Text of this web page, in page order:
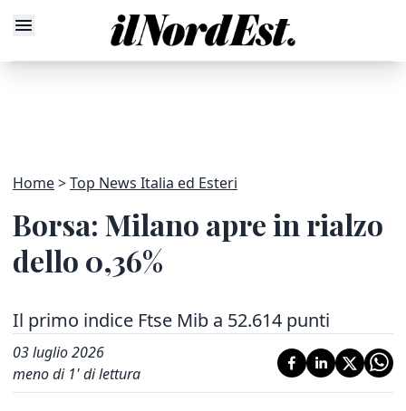
Home Top News Italia ed Esteri
Borsa: Milano apre in rialzo
dello 0,36%
Il primo indice Ftse Mib a 52.614 punti
03 luglio 2026
meno di 1' di lettura